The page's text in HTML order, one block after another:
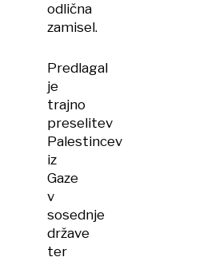
odlična
zamisel.
Predlagal
je
trajno
preselitev
Palestincev
iz
Gaze
v
sosednje
države
ter